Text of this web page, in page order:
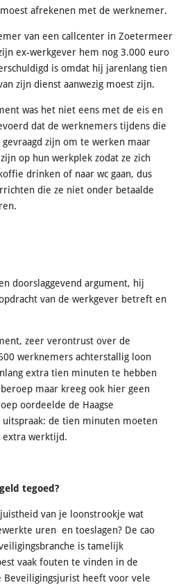
afrekenen met de werknemer.
van een callcenter in Zoetermeer
ex-werkgever hem nog 3.000 euro
is omdat hij jarenlang tien
zijn dienst aanwezig moest zijn.
was het niet eens met de eis en
dat de werknemers tijdens die
zijn om te werken maar
op hun werkplek zodat ze zich
drinken of naar wc gaan, dus
die ze niet onder betaalde
doorslaggevend argument, hij
van de werkgever betreft en
zeer verontrust over de
werknemers achterstallig loon
extra tien minuten te hebben
maar kreeg ook hier geen
oordeelde de Haagse
de tien minuten moeten
extra werktijd.
tegoed?
van je loonstrookje wat
uren en toeslagen? De cao
is tamelijk
vaak fouten te vinden in de
Beveiligingsjurist heeft voor vele